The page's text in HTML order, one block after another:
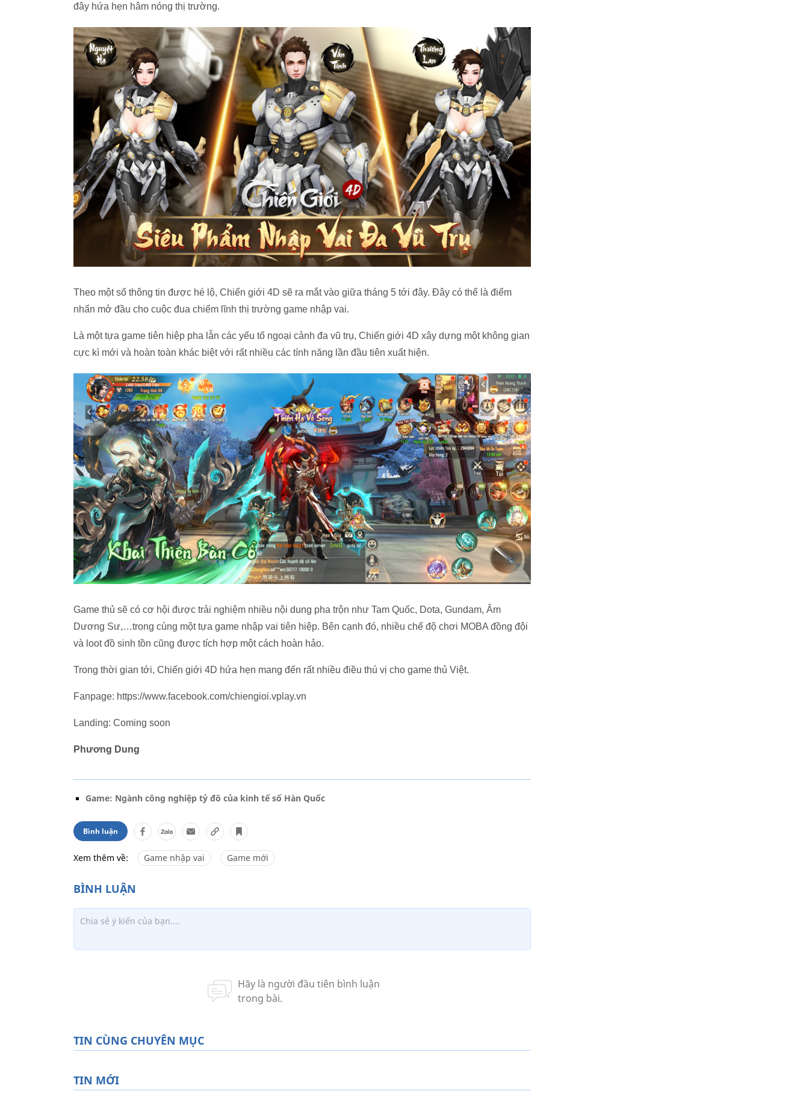
đây hứa hẹn hâm nóng thị trường.
Theo một số thông tin được hé lộ, Chiến giới 4D sẽ ra mắt vào giữa tháng 5 tới đây. Đây có thể là điểm
nhấn mở đầu cho cuộc đua chiếm lĩnh thị trường game nhập vai.
Là một tựa game tiên hiệp pha lẫn các yếu tố ngoại cảnh đa vũ trụ, Chiến giới 4D xây dựng một không gian
cực kì mới và hoàn toàn khác biệt với rất nhiều các tính năng lần đầu tiên xuất hiện.
Game thủ sẽ có cơ hội được trải nghiệm nhiều nội dung pha trộn như Tam Quốc, Dota, Gundam, Âm
Dương Sư,…trong cùng một tựa game nhập vai tiên hiệp. Bên cạnh đó, nhiều chế độ chơi MOBA đồng đội
và loot đồ sinh tồn cũng được tích hợp một cách hoàn hảo.
Trong thời gian tới, Chiến giới 4D hứa hẹn mang đến rất nhiều điều thú vị cho game thủ Việt.
Fanpage: https://www.facebook.com/chiengioi.vplay.vn
Landing: Coming soon
Phương Dung
Game: Ngành công nghiệp tỷ đô của kinh tế số Hàn Quốc
Bình luận
Xem thêm về: Game nhập vai Game mới
TIN CÙNG CHUYÊN MỤC
TIN MỚI